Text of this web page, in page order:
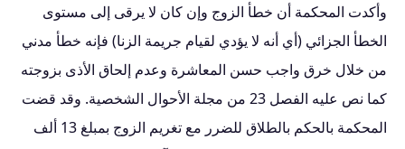
وأكدت المحكمة أن خطأ الزوج وإن كان لا يرقى إلى مستوى
الخطأ الجزائي (أي أنه لا يؤدي لقيام جريمة الزنا) فإنه خطأ مدني
من خلال خرق واجب حسن المعاشرة وعدم إلحاق الأذى بزوجته
كما نص عليه الفصل 23 من مجلة الأحوال الشخصية. وقد قضت
المحكمة بالحكم بالطلاق للضرر مع تغريم الزوج بمبلغ 13 ألف